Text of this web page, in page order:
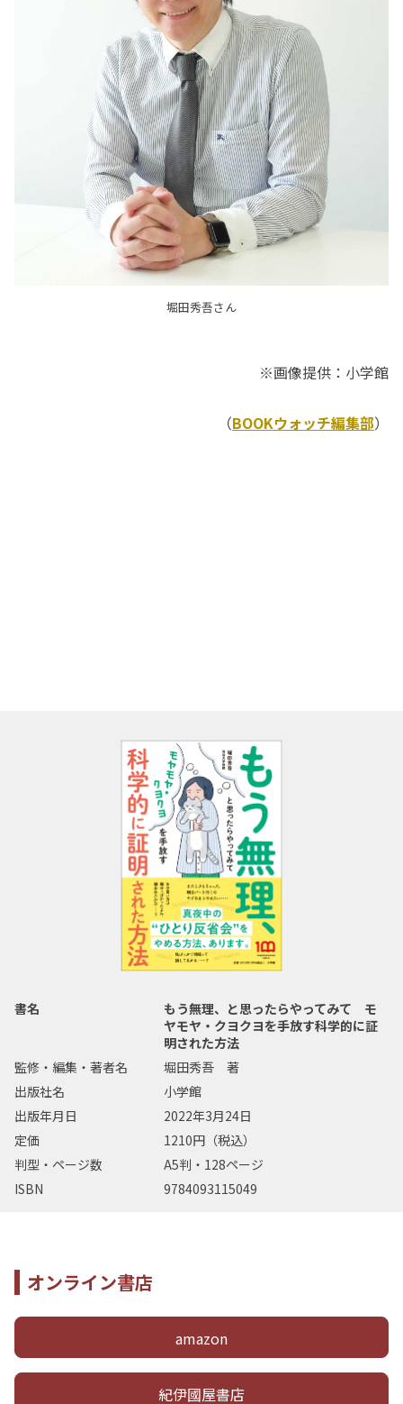
堀田秀吾さん
※画像提供：小学館
（BOOKウォッチ編集部）
書名
もう無理、と思ったらやってみて モ
ヤモヤ・クヨクヨを手放す科学的に証
明された方法
監修・編集・著者名
堀田秀吾 著
出版社名
小学館
出版年月日
2022年3月24日
定価
1210円（税込）
判型・ページ数
A5判・128ページ
ISBN
9784093115049
オンライン書店
amazon
紀伊國屋書店